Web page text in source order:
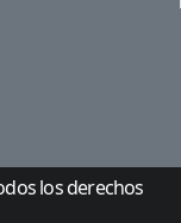
los derechos